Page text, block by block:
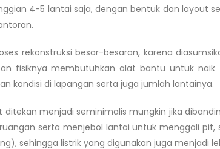
4-5 lantai saja, dengan bentuk dan layout
rekonstruksi besar-besaran, karena
fisiknya membutuhkan alat bantu untuk
kondisi di lapangan serta juga jumlah lantainya.
menjadi seminimalis mungkin jika
serta menjebol lantai untuk menggali
sehingga listrik yang digunakan juga menjadi